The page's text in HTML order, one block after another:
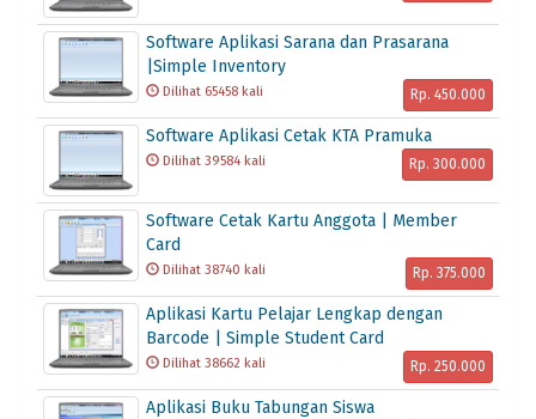
Software Aplikasi Sarana dan Prasarana
|Simple Inventory
Dilihat 65458 kali Rp. 450.000
Software Aplikasi Cetak KTA Pramuka
Dilihat 39584 kali Rp. 300.000
Software Cetak Kartu Anggota | Member
Card
Dilihat 38740 kali Rp. 375.000
Aplikasi Kartu Pelajar Lengkap dengan
Barcode | Simple Student Card
Dilihat 38662 kali Rp. 250.000
Aplikasi Buku Tabungan Siswa